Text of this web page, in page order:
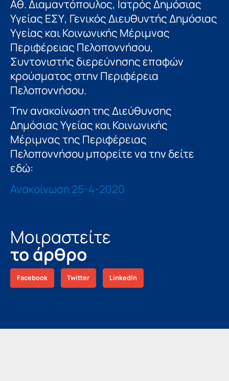
Αθ. Διαμαντόπουλος, Ιατρός Δημόσιας
Υγείας ΕΣΥ, Γενικός Διευθυντής Δημόσιας
Υγείας και Κοινωνικής Μέριμνας
Περιφέρειας Πελοποννήσου,
Συντονιστής διερεύνησης επαφών
κρούσματος στην Περιφέρεια
Πελοποννήσου.
Την ανακοίνωση της Διεύθυνσης
Δημόσιας Υγείας και Κοινωνικής
Μέριμνας της Περιφέρειας
Πελοποννήσου μπορείτε να την δείτε
εδώ:
Ανακοίνωση 25-4-2020
Μοιραστείτε
το άρθρο
Facebook Twitter LinkedIn